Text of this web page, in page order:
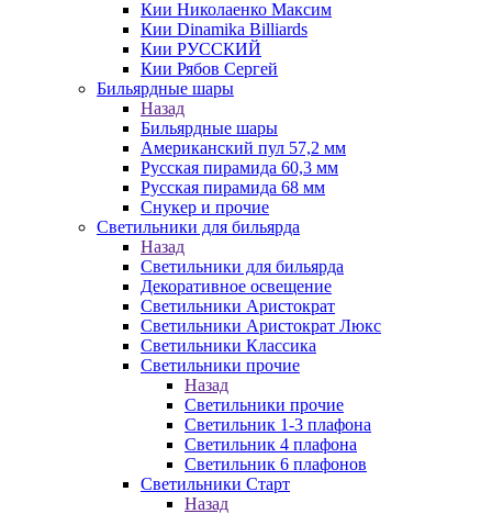
Кии Николаенко Максим
Кии Dinamika Billiards
Кии РУССКИЙ
Кии Рябов Сергей
Бильярдные шары
Назад
Бильярдные шары
Американский пул 57,2 мм
Русская пирамида 60,3 мм
Русская пирамида 68 мм
Снукер и прочие
Светильники для бильярда
Назад
Светильники для бильярда
Декоративное освещение
Светильники Аристократ
Светильники Аристократ Люкс
Светильники Классика
Светильники прочие
Назад
Светильники прочие
Светильник 1-3 плафона
Светильник 4 плафона
Светильник 6 плафонов
Светильники Старт
Назад